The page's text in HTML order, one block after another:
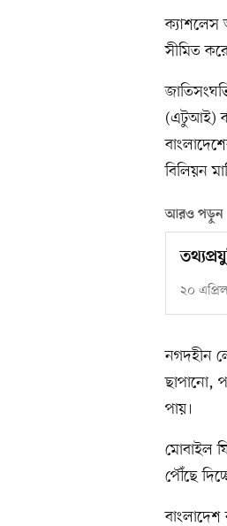
ক্যাশলেস
সীমিত
(এটুআই)
বিলিয়ন
আরও পড়ুন
২০
নগদহীন
ছাপানো,
পায়।
মোবাইল
পৌঁছে
বাংলাদেশ